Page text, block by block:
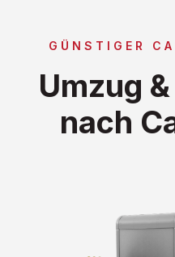
GÜNSTIGER
Umzug
nach